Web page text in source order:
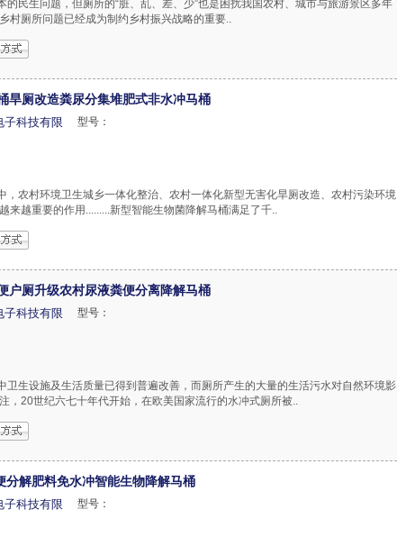
的民生问题，但厕所的“脏、乱、差、少”也是困扰我国农村、城市与旅游景区多年
村厕所问题已经成为制约乡村振兴战略的重要..
旱厕改造粪尿分集堆肥式非水冲马桶
子科技有限
型号：
，农村环境卫生城乡一体化整治、农村一体化新型无害化旱厕改造、农村污染环境
来越重要的作用.........新型智能生物菌降解马桶满足了千..
户厕升级农村尿液粪便分离降解马桶
子科技有限
型号：
卫生设施及生活质量已得到普遍改善，而厕所产生的大量的生活污水对自然环境影
，20世纪六七十年代开始，在欧美国家流行的水冲式厕所被..
分解肥料免水冲智能生物降解马桶
子科技有限
型号：